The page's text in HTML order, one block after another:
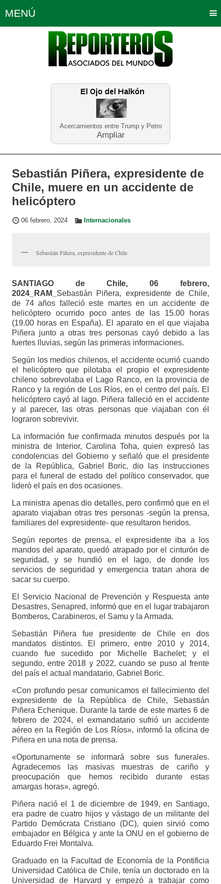
Acercamientos entre Trump y Petro
Ampliar
MENÚ
Política Opinión Bogotá
Planeta Tierra Deportes
Educación Neira
Sebastián Piñera, expresidente de
Chile, muere en un accidente de
helicóptero
06 febrero, 2024 Internacionales
Sebastián Piñera, expresidente de Chile
SANTIAGO de Chile, 06 febrero,
2024_RAM_ Sebastián Piñera, expresidente de Chile,
de 74 años falleció este martes en un accidente de
helicóptero ocurrido poco antes de las 15.00 horas
(19.00 horas en España). El aparato en el que viajaba
Piñera junto a otras tres personas cayó debido a las
fuertes lluvias, según las primeras informaciones.
Según los medios chilenos, el accidente ocurrió cuando
el helicóptero que pilotaba el propio el expresidente
chileno sobrevolaba el Lago Ranco, en la provincia de
Ranco y la región de Los Ríos, en el centro del país. El
helicóptero cayó al lago. Piñera falleció en el accidente
y al parecer, las otras personas que viajaban con él
lograron sobrevivir.
La información fue confirmada minutos después por la
ministra de Interior, Carolina Toha, quien expresó las
condolencias del Gobierno y señaló que el presidente
de la República, Gabriel Boric, dio las instrucciones
para el funeral de estado del político conservador, que
lideró el país en dos ocasiones.
La ministra apenas dio detalles, pero confirmó que en el
aparato viajaban otras tres personas -según la prensa,
familiares del expresidente- que resultaron heridos.
Según reportes de prensa, el expresidente iba a los
mandos del aparato, quedó atrapado por el cinturón de
seguridad, y se hundió en el lago, de donde los
servicios de seguridad y emergencia tratan ahora de
sacar su cuerpo.
El Servicio Nacional de Prevención y Respuesta ante
Desastres, Senapred, informó que en el lugar trabajaron
Bomberos, Carabineros, el Samu y la Armada.
Sebastián Piñera fue presidente de Chile en dos
mandatos distintos. El primero, entre 2010 y 2014,
cuando fue sucedido por Michelle Bachelet; y el
segundo, entre 2018 y 2022, cuando se puso al frente
del país el actual mandatario, Gabriel Boric.
«Con profundo pesar comunicamos el fallecimiento del
expresidente de la República de Chile, Sebastián
Piñera Echenique. Durante la tarde de este martes 6 de
febrero de 2024, el exmandatario sufrió un accidente
aéreo en la Región de Los Ríos», informó la oficina de
Piñera en una nota de prensa.
«Oportunamente se informará sobre sus funerales.
Agradecemos las masivas muestras de cariño y
preocupación que hemos recibido durante estas
amargas horas», agregó.
Piñera nació el 1 de diciembre de 1949, en Santiago,
era padre de cuatro hijos y vástago de un militante del
Partido Demócrata Cristiano (DC), quien sirvió como
embajador en Bélgica y ante la ONU en el gobierno de
Eduardo Frei Montalva.
Graduado en la Facultad de Economía de la Pontificia
Universidad Católica de Chile, tenía un doctorado en la
Universidad de Harvard y empezó a trabajar como